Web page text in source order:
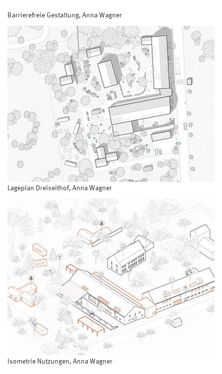
Barrierefreie Gestaltung, Anna Wagner
Lageplan Dreiseithof, Anna Wagner
Isometrie Nutzungen, Anna Wagner